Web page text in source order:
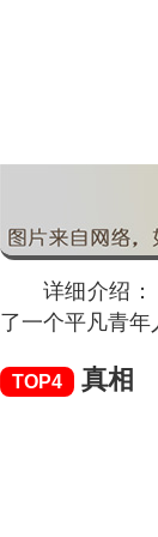
详细介绍
了一个平凡青年
TOP4 真相